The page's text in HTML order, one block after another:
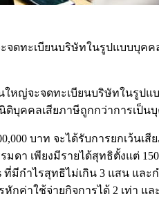
ดทะเบียนบริษัทในรูปแบบบุค
ะจดทะเบียนบริษัทในรูปแบ
ติบุคคลเสียภาษีถูกกว่าการเป็น
บาท จะได้รับการยกเว้นเสี
า เพียงมีรายได้สุทธิตั้งแต่
มีกำไรสุทธิไม่เกิน 3 แสน แล
กค่าใช้จ่ายกิจการได้ 2 เท่า